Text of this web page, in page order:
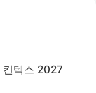
킨텍스 2027